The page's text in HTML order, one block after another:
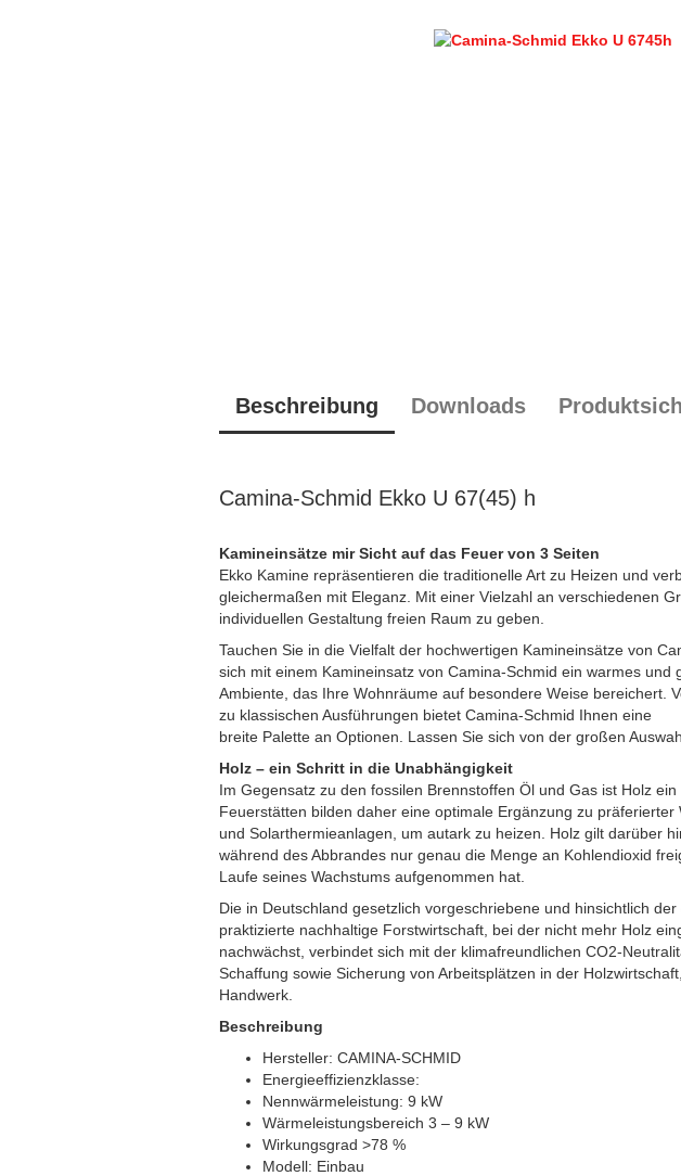
Beschreibung Downloads
Camina-Schmid Ekko U 67(45) h
Kamineinsätze mir Sicht auf das Feuer von 3 Seiten
Ekko Kamine repräsentieren die traditionelle Art zu Heizen und
gleichermaßen mit Eleganz. Mit einer Vielzahl an verschiedenen
individuellen Gestaltung freien Raum zu geben.
Tauchen Sie in die Vielfalt der hochwertigen Kamineinsätze von
sich mit einem Kamineinsatz von Camina-Schmid ein warmes und
Ambiente, das Ihre Wohnräume auf besondere Weise bereichert.
zu klassischen Ausführungen bietet Camina-Schmid Ihnen eine
breite Palette an Optionen. Lassen Sie sich von der großen
Holz – ein Schritt in die Unabhängigkeit
Im Gegensatz zu den fossilen Brennstoffen Öl und Gas ist Holz
Feuerstätten bilden daher eine optimale Ergänzung zu präferierter
und Solarthermieanlagen, um autark zu heizen. Holz gilt darüber
während des Abbrandes nur genau die Menge an Kohlendioxid
Laufe seines Wachstums aufgenommen hat.
Die in Deutschland gesetzlich vorgeschriebene und hinsichtlich
praktizierte nachhaltige Forstwirtschaft, bei der nicht mehr Holz
nachwächst, verbindet sich mit der klimafreundlichen CO2-
Schaffung sowie Sicherung von Arbeitsplätzen in der
Handwerk.
Beschreibung
Hersteller: CAMINA-SCHMID
Energieeffizienzklasse:
Nennwärmeleistung: 9 kW
Wärmeleistungsbereich 3 – 9 kW
Wirkungsgrad >78 %
Modell: Einbau